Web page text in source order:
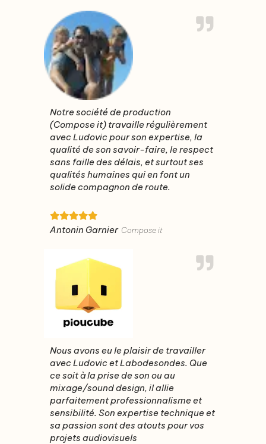
Notre société de production
(Compose it) travaille régulièrement
avec Ludovic pour son expertise, la
qualité de son savoir-faire, le respect
sans faille des délais, et surtout ses
qualités humaines qui en font un
solide compagnon de route.
Antonin Garnier Compose it
Nous avons eu le plaisir de travailler
avec Ludovic et Labodesondes. Que
ce soit à la prise de son ou au
mixage/sound design, il allie
parfaitement professionnalisme et
sensibilité. Son expertise technique et
sa passion sont des atouts pour vos
projets audiovisuels